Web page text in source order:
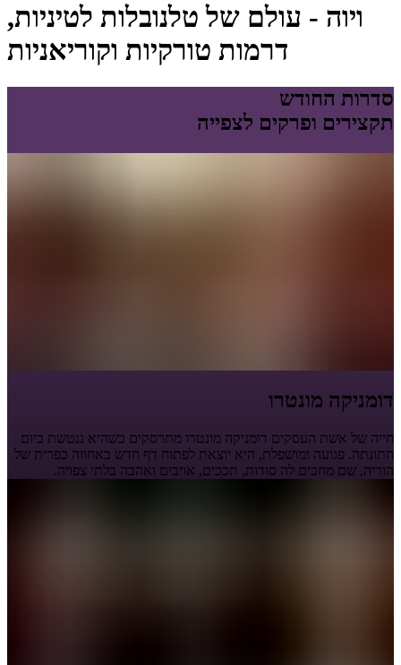
ויוה - עולם של טלנובלות לטיניות,
דרמות טורקיות וקוריאניות
סדרות החודש
תקצירים ופרקים לצפייה
דומניקה מונטרו
חייה של אשת העסקים דומניקה מונטרו מתרסקים כשהיא ננטשת ביום
חתונתה. פגועה ומושפלת, היא יוצאת לפתוח דף חדש באחוזה כפרית של
הוריה, שם מחכים לה סודות, תככים, אויבים ואהבה בלתי צפויה.